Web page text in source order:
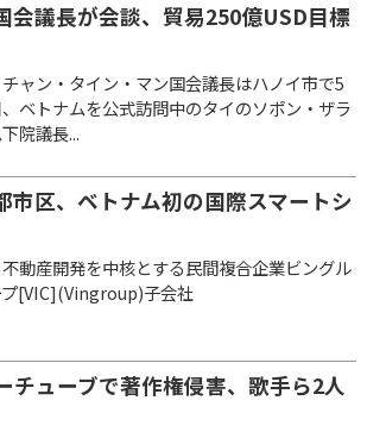
会議長が会談、貿易250億USD目標
ャン・タイン・マン国会議長はハノイ市で5
、ベトナムを公式訪問中のタイのソポン・ザラ
院議長...
市区、ベトナム初の国際スマートシ
動産開発を中核とする民間複合企業ビングル
プ[VIC](Vingroup)子会社
チューブで著作権侵害、歌手ら2人